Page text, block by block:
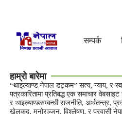
सम्पर्क
हाम्रो बारेमा
“थाइल्याण्ड नेपाल डट्कम” सत्य, न्याय, र
पत्रकारितामा प्रतिबद्ध एक समाचार वेबसाइट
र थाइल्याण्डसम्बन्धी राजनीति, अर्थतन्त्र,
खेलकुद, मनोरञ्जन, विश्लेषण, र प्रवासी